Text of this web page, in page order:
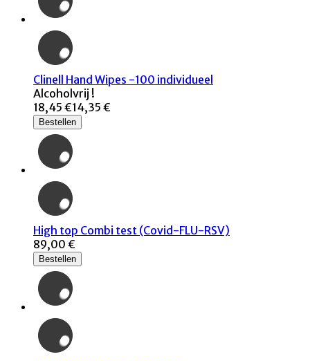
Clinell Hand Wipes -100 individueel
Alcoholvrij !
18,45 €14,35 €
Bestellen
High top Combi test (Covid-FLU-RSV)
89,00 €
Bestellen